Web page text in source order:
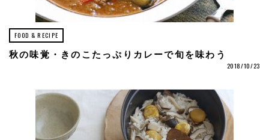
FOOD & RECIPE
秋の味覚・きのこたっぷりカレーで旬を味わう
2018/10/23